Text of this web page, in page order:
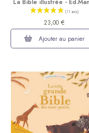
La Bible illustrée -
23,00 €
Ajouter au panier